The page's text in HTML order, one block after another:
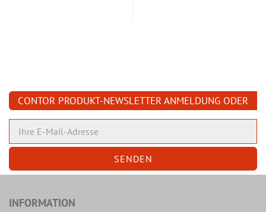
CONTOR PRODUKT-NEWSLETTER ANMELDUNG ODER
ABMELDUNG
INFORMATION